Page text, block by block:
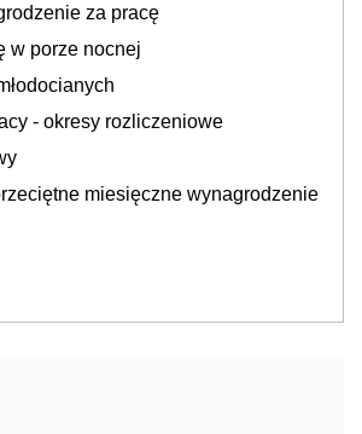
za pracę
w porze nocnej
- okresy rozliczeniowe
miesięczne wynagrodzenie